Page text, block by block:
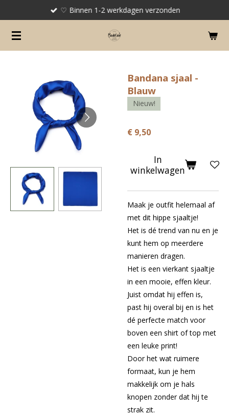
naar
de
♡ Binnen 1-2 werkdagen verzonden
Bandana sjaal -
Blauw
Nieuw!
€ 9,50
In
winkelwagen
Maak je outfit helemaal af
met dit hippe sjaaltje!
Het is dé trend van nu en je
kunt hem op meerdere
manieren dragen.
Het is een vierkant sjaaltje
in een mooie, effen kleur.
Juist omdat hij effen is,
past hij overal bij en is het
dé perfecte match voor
boven een shirt of top met
een leuke print!
Door het wat ruimere
formaat, kun je hem
makkelijk om je hals
knopen zonder dat hij te
strak zit.